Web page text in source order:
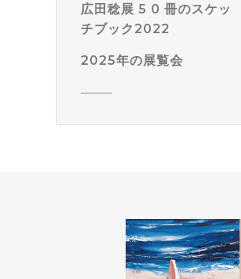
広田稔展 5 0 冊のスケッ
チブック2022
2025年の展覧会